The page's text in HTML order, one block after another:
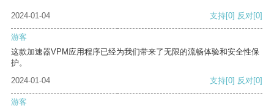
2024-01-04 支持[0] 反对[0]
游客
这款加速器VPM应用程序已经为我们带来了无限的流畅体验和安全性保
护。
2024-01-04
支持[0] 反对[0]
游客